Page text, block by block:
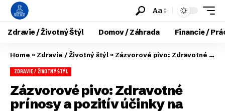
Aa
Zdravie / Životný Štýl Domov / Záhrada Financie /
Home » Zdravie / Životný štýl» Zázvorové pivo: Zdravotné prínosy a pozitív účinky na organizmus
ZDRAVIE / ŽIVOTNÝ ŠTÝL
Zázvorové pivo: Zdravotné
prínosy a pozitív účinky na